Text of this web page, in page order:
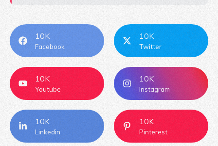
10K
Facebook
10K
Twitter
10K
Youtube
10K
Instagram
10K
Linkedin
10K
Pinterest